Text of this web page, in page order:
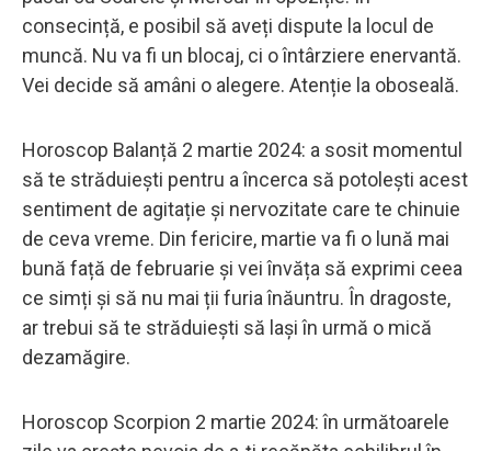
consecință, e posibil să aveți dispute la locul de
muncă. Nu va fi un blocaj, ci o întârziere enervantă.
Vei decide să amâni o alegere. Atenție la oboseală.
Horoscop Balanță 2 martie 2024: a sosit momentul
să te străduiești pentru a încerca să potolești acest
sentiment de agitație și nervozitate care te chinuie
de ceva vreme. Din fericire, martie va fi o lună mai
bună față de februarie și vei învăța să exprimi ceea
ce simți și să nu mai ții furia înăuntru. În dragoste,
ar trebui să te străduiești să lași în urmă o mică
dezamăgire.
Horoscop Scorpion 2 martie 2024: în următoarele